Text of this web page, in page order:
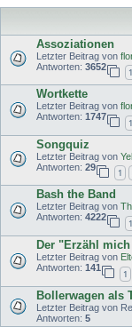
Assoziationen
Letzter Beitrag von
Antworten: 3652
1
Wortkette
Letzter Beitrag von
Antworten: 1747
1
Songquiz
Letzter Beitrag von
Antworten: 29
1
Bash the Band
Letzter Beitrag von
Antworten: 4222
1
Der "Erzähl
Letzter Beitrag von
Antworten: 141
1
Bollerwagen als
Letzter Beitrag von
Antworten: 5